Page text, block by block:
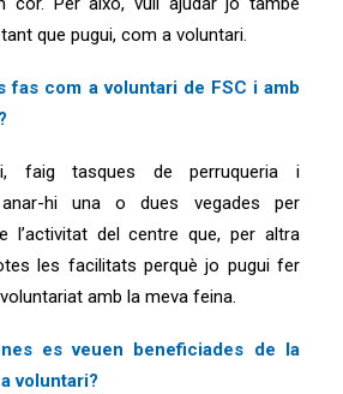
que pugui, com a voluntari.
fas com a voluntari de FSC i amb
faig tasques de perruqueria i
hi una o dues vegades per
l’activitat del centre que, per altra
les facilitats perquè jo pugui fer
amb la meva feina.
es veuen beneficiades de la
voluntari?